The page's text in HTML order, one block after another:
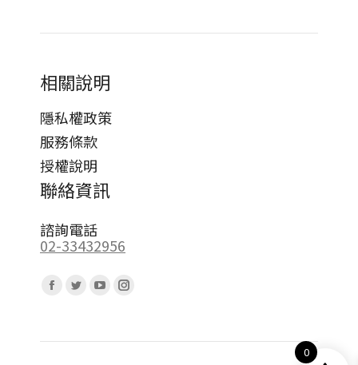
相關說明
隱私權政策
服務條款
授權說明
聯絡資訊
諮詢電話
02-33432956
Facebook
opens
Twitter
opens
YouTube
opens
Instagram
opens
0